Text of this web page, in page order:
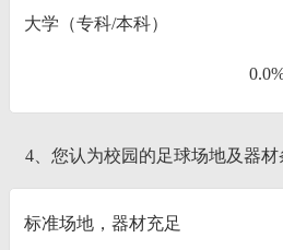
大学（专科/本科）
4、您认为校园的足球场地及器材
标准场地，器材充足